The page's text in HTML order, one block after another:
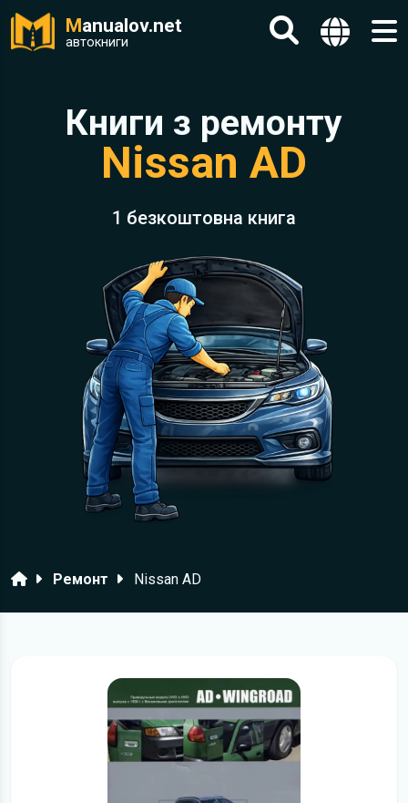
Manualov.net
автокниги
Книги з ремонту
Nissan AD
1 безкоштовна книга
ГоловнаРемонт Nissan AD